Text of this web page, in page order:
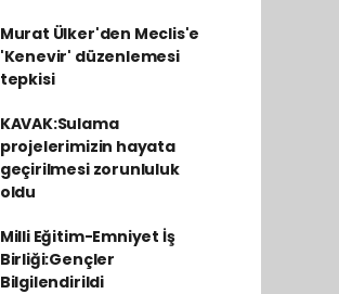
Murat Ülker'den Meclis'e
'Kenevir' düzenlemesi
tepkisi
KAVAK:Sulama
projelerimizin hayata
geçirilmesi zorunluluk
oldu
Milli Eğitim-Emniyet İş
Birliği:Gençler
Bilgilendirildi